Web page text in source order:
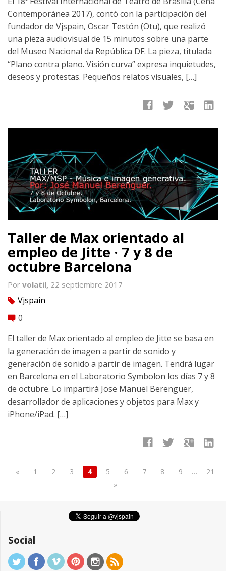
Contemporánea 2017), contó con la participación del
fundador de Vjspain, Oscar Testón (Otu), que realizó
una pieza audiovisual de 15 minutos sobre una parte
del Museo Nacional da República DF. La pieza, titulada
“Plano contra plano. Visión curva” expresa inquietudes,
deseos y protestas. Pequeños relatos visuales, […]
facebook twitter google linkedin
Taller de Max orientado al
empleo de Jitte · 7 y 8 de
octubre Barcelona
Por volatil, 22 septiembre 2017
tag Vjspain
comment 0
El taller de Max orientado al empleo de Jitte se basa en
la generación de imagen a partir de sonido y
generación de sonido a partir de imagen. Tendrá lugar
en Barcelona en el Laboratorio Symbolon los días 7 y 8
de octubre. Lo impartirá Jose Manuel Berenguer,
desarrollador de aplicaciones y objetos para Max y
iPhone/iPad. […]
facebook twitter google linkedin
« 1 2 3 4 5 6 7 8 9 …
21
»
Social